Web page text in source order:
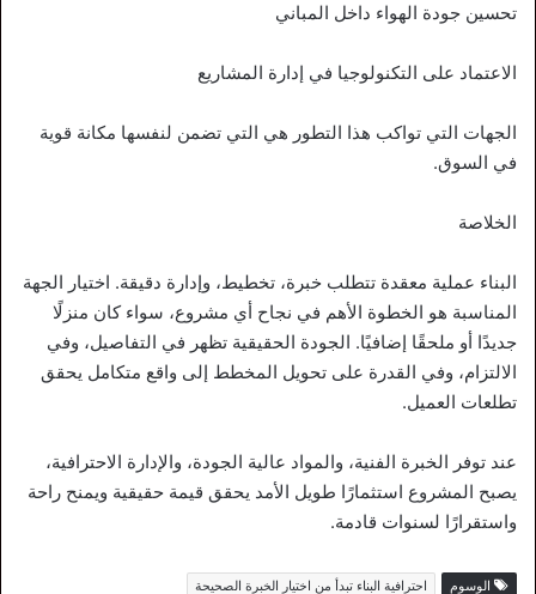
تحسين جودة الهواء داخل المباني
الاعتماد على التكنولوجيا في إدارة المشاريع
الجهات التي تواكب هذا التطور هي التي تضمن لنفسها مكانة قوية
في السوق.
الخلاصة
البناء عملية معقدة تتطلب خبرة، تخطيط، وإدارة دقيقة. اختيار الجهة
المناسبة هو الخطوة الأهم في نجاح أي مشروع، سواء كان منزلًا
جديدًا أو ملحقًا إضافيًا. الجودة الحقيقية تظهر في التفاصيل، وفي
الالتزام، وفي القدرة على تحويل المخطط إلى واقع متكامل يحقق
تطلعات العميل.
عند توفر الخبرة الفنية، والمواد عالية الجودة، والإدارة الاحترافية،
يصبح المشروع استثمارًا طويل الأمد يحقق قيمة حقيقية ويمنح راحة
واستقرارًا لسنوات قادمة.
الوسوم احترافية البناء تبدأ من اختيار الخبرة الصحيحة